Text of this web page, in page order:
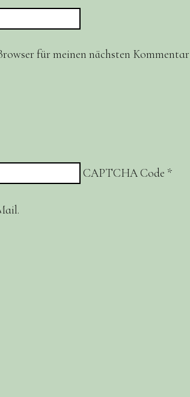
für meinen nächsten Kommentar
CAPTCHA Code *